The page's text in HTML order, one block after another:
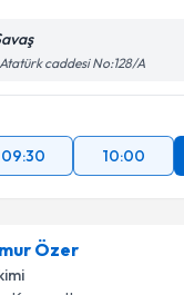
caddesi No:128/A
09:30 10:00
Özer